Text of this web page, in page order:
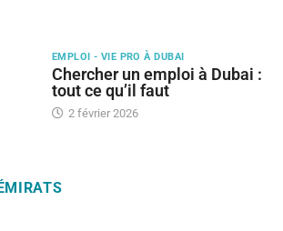
EMPLOI - VIE PRO À DUBAI
Chercher un emploi à Dubai :
tout ce qu’il faut
2 février 2026